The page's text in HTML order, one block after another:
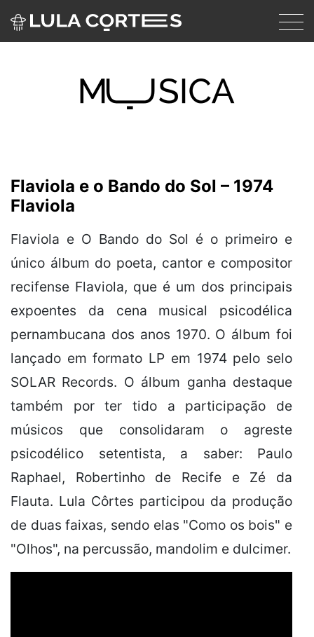
Flaviola e o Bando do Sol – 1974
Flaviola
Flaviola e O Bando do Sol é o primeiro e
único álbum do poeta, cantor e compositor
recifense Flaviola, que é um dos principais
expoentes da cena musical psicodélica
pernambucana dos anos 1970. O álbum foi
lançado em formato LP em 1974 pelo selo
SOLAR Records. O álbum ganha destaque
também por ter tido a participação de
músicos que consolidaram o agreste
psicodélico
setentista, a saber: Paulo
Raphael, Robertinho de Recife e Zé da
Flauta. Lula Côrtes participou da produção
de duas faixas, sendo elas "Como os bois" e
"Olhos", na percussão, mandolim e dulcimer.